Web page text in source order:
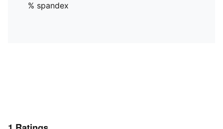
% spandex